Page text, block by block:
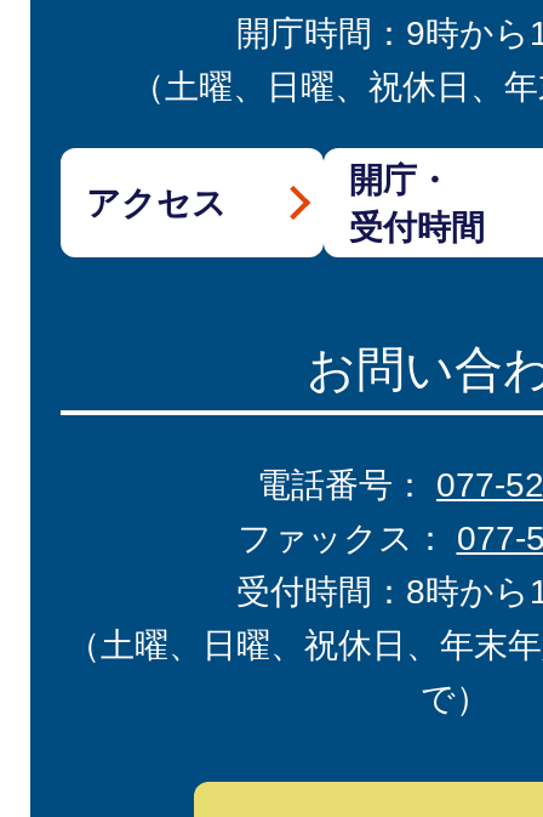
開庁時間：9時から
（土曜、日曜、祝休日、
アクセス
開庁・
受付時間
お問い合
電話番号： 077-
ファックス： 077-
受付時間：8時から
（土曜、日曜、祝休日、年末
で）